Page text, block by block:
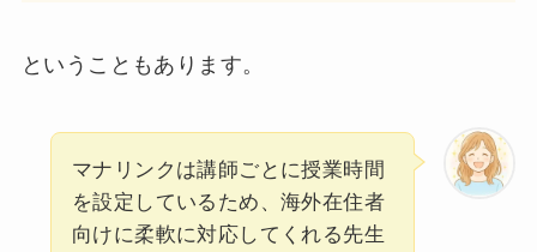
ということもあります。
マナリンクは講師ごとに授業時間
を設定しているため、海外在住者
向けに柔軟に対応してくれる先生